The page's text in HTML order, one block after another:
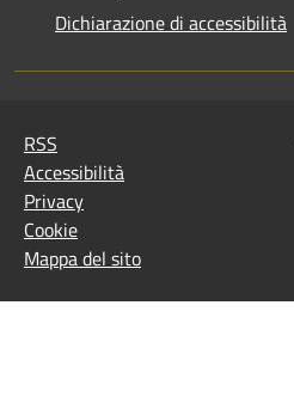
Dichiarazione di accessibilità
RSS
Accessibilità
Privacy
Cookie
Mappa del sito